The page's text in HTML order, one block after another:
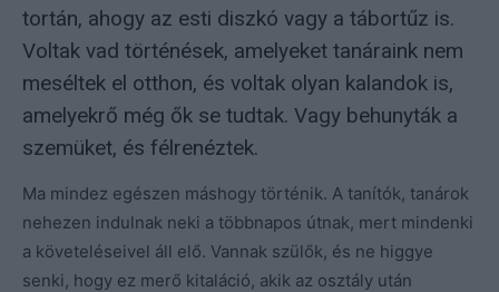
tortán, ahogy az esti diszkó vagy a tábortűz is.
Voltak vad történések, amelyeket tanáraink nem
meséltek el otthon, és voltak olyan kalandok is,
amelyekrő még ők se tudtak. Vagy behunyták a
szemüket, és félrenéztek.
Ma mindez egészen máshogy történik. A tanítók, tanárok
nehezen indulnak neki a többnapos útnak, mert mindenki
a követeléseivel áll elő. Vannak szülők, és ne higgye
senki, hogy ez merő kitaláció, akik az osztály után